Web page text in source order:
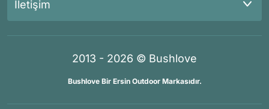
İletişim
2013 - 2026 © Bushlove
Bushlove Bir Ersin Outdoor Markasıdır.